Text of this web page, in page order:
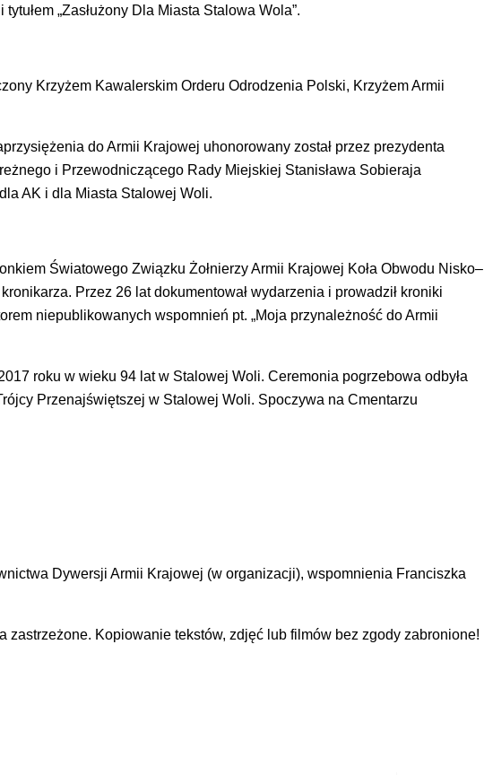
„Zasłużony Dla Miasta Stalowa Wola”.
Krzyżem Kawalerskim Orderu Odrodzenia Polski, Krzyżem Armii
do Armii Krajowej uhonorowany został przez prezydenta
i Przewodniczącego Rady Miejskiej Stanisława Sobieraja
AK i dla Miasta Stalowej Woli.
Światowego Związku Żołnierzy Armii Krajowej Koła Obwodu Nisko–
Przez 26 lat dokumentował wydarzenia i prowadził kroniki
niepublikowanych wspomnień pt. „Moja przynależność do Armii
roku w wieku 94 lat w Stalowej Woli. Ceremonia pogrzebowa odbyła
Przenajświętszej w Stalowej Woli. Spoczywa na Cmentarzu
Dywersji Armii Krajowej (w organizacji), wspomnienia Franciszka
Kopiowanie tekstów, zdjęć lub filmów bez zgody zabronione!